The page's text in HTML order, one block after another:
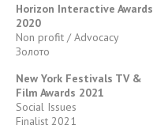
Horizon Interactive Awards
2020
Non profit / Advocacy
Золото
New York Festivals TV &
Film Awards 2021
Social Issues
Finalist 2021